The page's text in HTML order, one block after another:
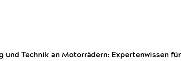
und Technik an Motorrädern: Expertenwissen